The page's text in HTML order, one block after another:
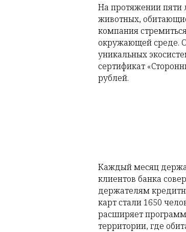
На протяжении пяти
животных,
компания
окружающей среде.
уникальных
сертификат
рублей.
Каждый месяц
клиентов банка
держателям
карт стали 1650
расширяет
территории, где